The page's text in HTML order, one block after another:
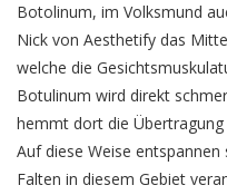
Botolinum, im Volksmund
Nick von Aesthetify das
welche die
Botulinum wird direkt
hemmt dort die
Auf diese Weise
Falten in diesem Gebiet